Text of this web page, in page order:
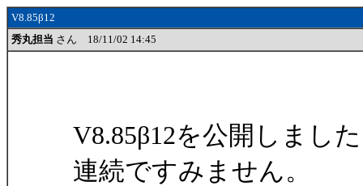
V8.85β12
秀丸担当 さん 18/11/02 14:45
V8.85β12を公開しまし
連続ですみません。